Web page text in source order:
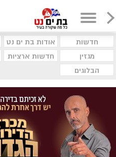
חדשות אודות בת ים נט
מגזין
חדשות ארציות
הבלוגים